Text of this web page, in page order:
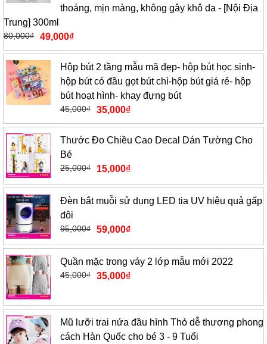
thoáng, mịn màng, không gây khô da - [Nội Địa
Trung] 300ml
80,000₫ 49,000₫
Hộp bút 2 tầng mẫu mã đẹp- hộp bút học sinh-
hộp bút có đầu gọt bút chì-hộp bút giá rẻ- hộp
bút hoạt hình- khay đựng bút
45,000₫ 35,000₫
Thước Đo Chiều Cao Decal Dán Tường Cho
Bé
25,000₫ 15,000₫
Đèn bắt muỗi sử dụng LED tia UV hiệu quả gấp
đôi
95,000₫ 59,000₫
Quần mặc trong váy 2 lớp mẫu mới 2022
45,000₫ 35,000₫
Mũ lưỡi trai nửa đầu hình Thỏ dễ thương phong
cách Hàn Quốc cho bé 3 - 9 Tuổi